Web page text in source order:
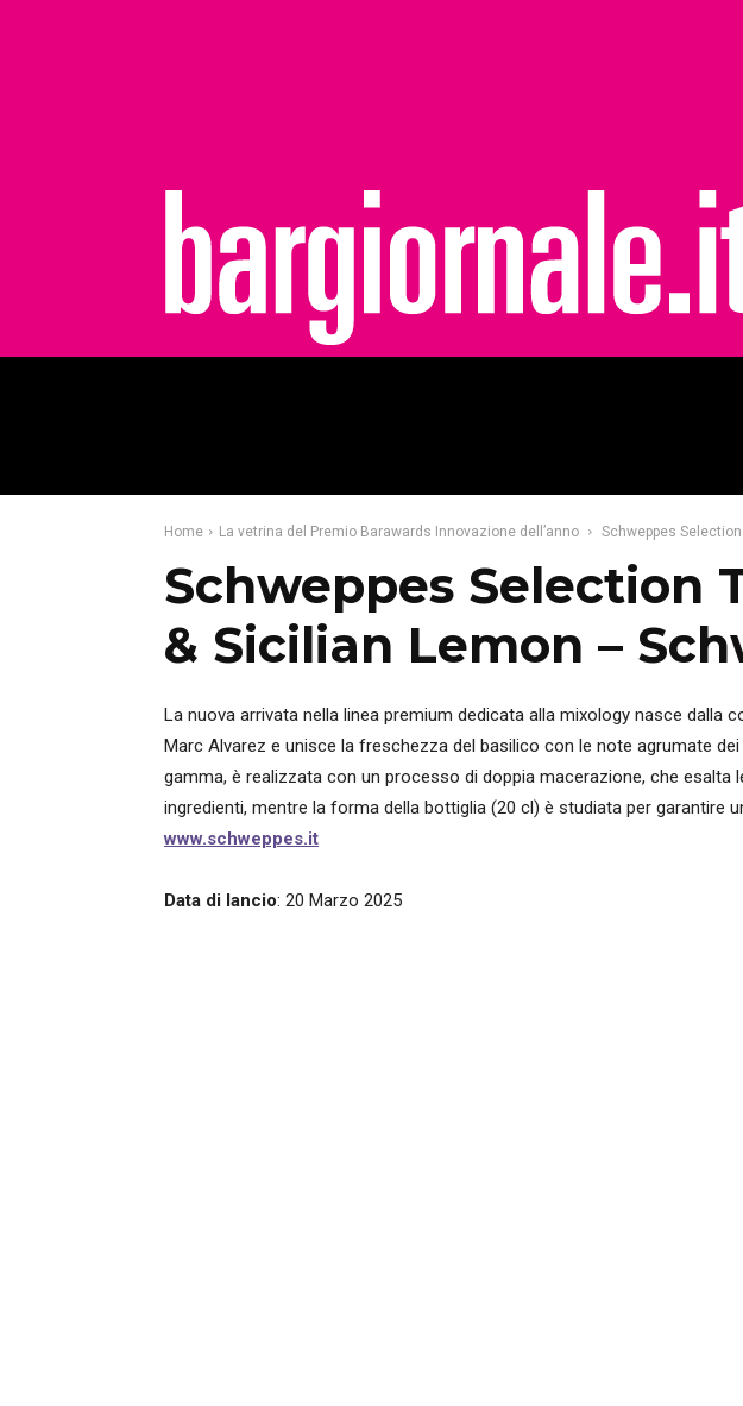
Home La vetrina del Premio Barawards Innovazione dell’anno Schweppes
Schweppes Selection
& Sicilian Lemon –
La nuova arrivata nella linea premium dedicata alla mixology nasce dalla
Marc Alvarez e unisce la freschezza del basilico con le note agrumate
gamma, è realizzata con un processo di doppia macerazione, che esalta
ingredienti, mentre la forma della bottiglia (20 cl) è studiata per garantire
www.schweppes.it
Data di lancio: 20 Marzo 2025